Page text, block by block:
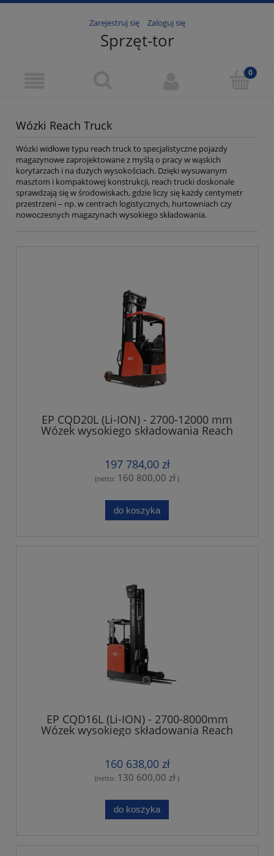
Zarejestruj się Zaloguj się
Sprzęt-tor
Wózki Reach Truck
Wózki widłowe typu reach truck to specjalistyczne pojazdy
magazynowe zaprojektowane z myślą o pracy w wąskich
korytarzach i na dużych wysokościach. Dzięki wysuwanym
masztom i kompaktowej konstrukcji, reach trucki doskonale
sprawdzają się w środowiskach, gdzie liczy się każdy centymetr
przestrzeni – np. w centrach logistycznych, hurtowniach czy
nowoczesnych magazynach wysokiego składowania.
EP CQD20L (Li-ION) - 2700-12000 mm
Wózek wysokiego składowania Reach
Truck
197 784,00 zł
(netto: 160 800,00 zł )
do koszyka
EP CQD16L (Li-ION) - 2700-8000mm
Wózek wysokiego składowania Reach
Truck EP CQD16L (Li-ION)
160 638,00 zł
(netto: 130 600,00 zł )
do koszyka